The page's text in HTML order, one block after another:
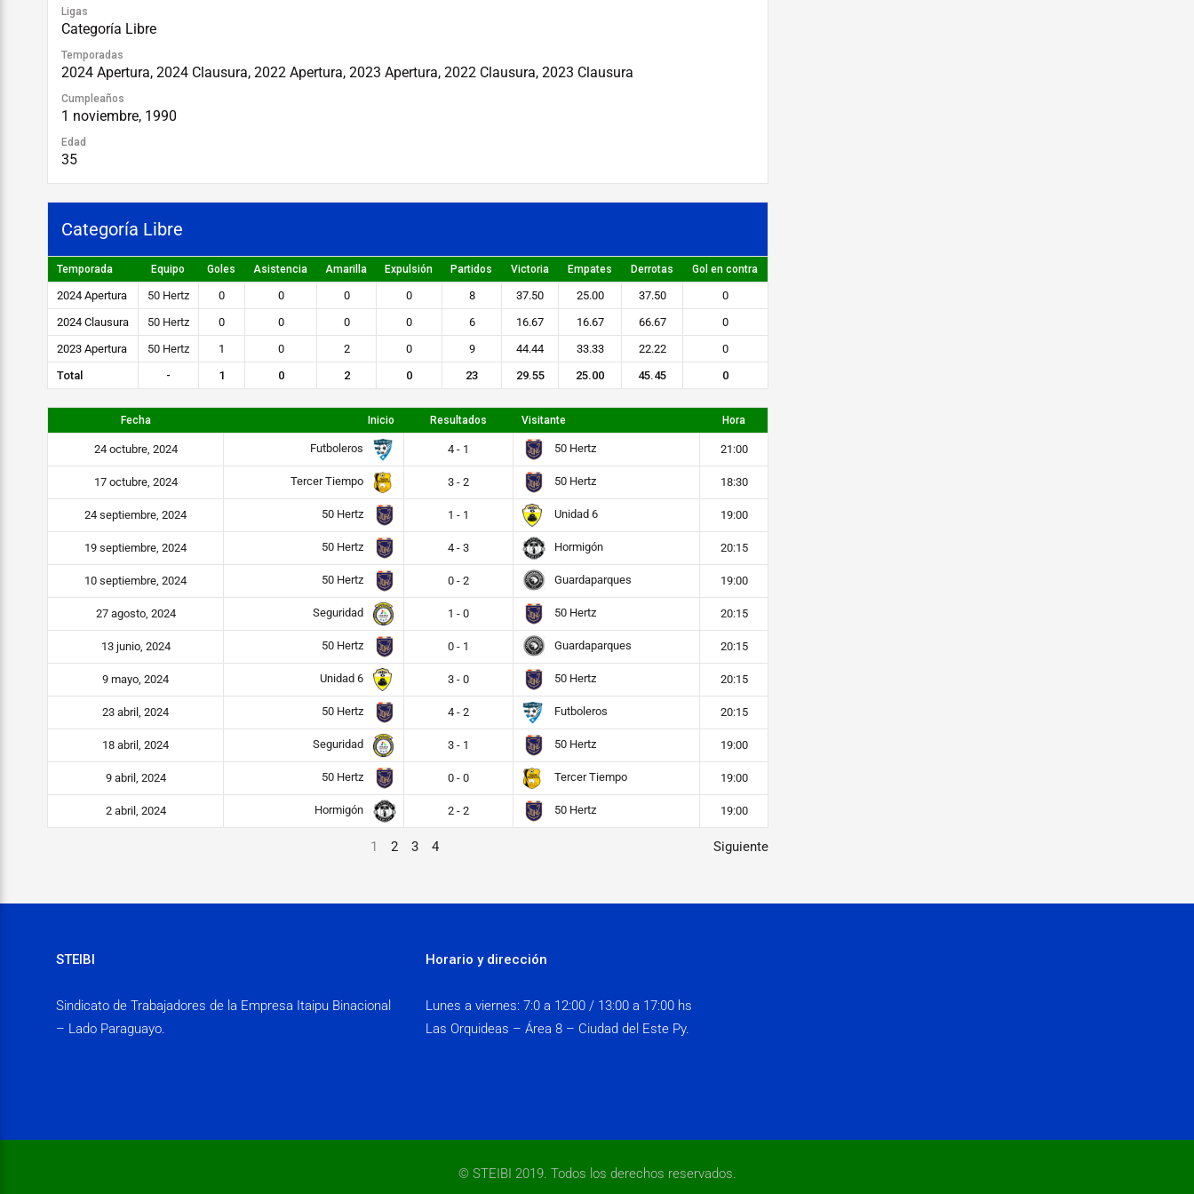
Ligas
Categoría Libre
Temporadas
2024 Apertura, 2024 Clausura, 2022 Apertura, 2023 Apertura, 2022 Clausura, 2023 Clausura
Cumpleaños
1 noviembre, 1990
Edad
35
Categoría Libre
Temporada Equipo Goles Asistencia Amarilla Expulsión Partidos Victoria Empates Derrotas Gol en contra
2024 Apertura 50 Hertz 0 0 0 0 8 37.50 25.00 37.50
0
2024 Clausura
50 Hertz 0 0 0 0 6 16.67 16.67 66.67
0
2023 Apertura
50 Hertz 1 0 2 0 9 44.44 33.33 22.22
0
Total
- 1 0 2 0 23 29.55 25.00 45.45 0
Fecha Inicio Resultados Visitante Hora
24 octubre, 2024 Futboleros 4 - 1 50 Hertz 21:00
17 octubre, 2024 Tercer Tiempo 3 - 2 50 Hertz 18:30
24 septiembre, 2024 50 Hertz 1 - 1 Unidad 6 19:00
19 septiembre, 2024 50 Hertz 4 - 3 Hormigón 20:15
10 septiembre, 2024 50 Hertz 0 - 2 Guardaparques 19:00
27 agosto, 2024 Seguridad 1 - 0 50 Hertz 20:15
13 junio, 2024 50 Hertz 0 - 1 Guardaparques 20:15
9 mayo, 2024 Unidad 6 3 - 0 50 Hertz 20:15
23 abril, 2024 50 Hertz 4 - 2 Futboleros 20:15
18 abril, 2024 Seguridad 3 - 1 50 Hertz 19:00
9 abril, 2024 50 Hertz 0 - 0 Tercer Tiempo 19:00
2 abril, 2024 Hormigón 2 - 2 50 Hertz 19:00
1 2 3 4 Siguiente
STEIBI
Sindicato de Trabajadores de la Empresa Itaipu Binacional
– Lado Paraguayo.
Horario y dirección
Lunes a viernes: 7:0 a 12:00 / 13:00 a 17:00 hs
Las Orquideas – Área 8 – Ciudad del Este Py.
© STEIBI 2019. Todos los derechos reservados.